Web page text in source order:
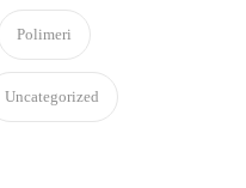
Polimeri
Uncategorized